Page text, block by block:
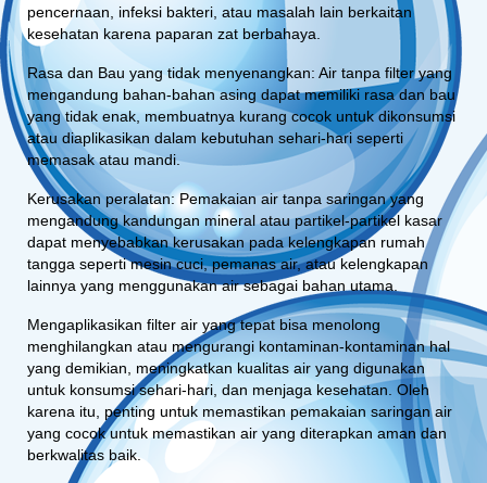
pencernaan, infeksi bakteri, atau masalah lain berkaitan
kesehatan karena paparan zat berbahaya.
Rasa dan Bau yang tidak menyenangkan: Air tanpa filter yang
mengandung bahan-bahan asing dapat memiliki rasa dan bau
yang tidak enak, membuatnya kurang cocok untuk dikonsumsi
atau diaplikasikan dalam kebutuhan sehari-hari seperti
memasak atau mandi.
Kerusakan peralatan: Pemakaian air tanpa saringan yang
mengandung kandungan mineral atau partikel-partikel kasar
dapat menyebabkan kerusakan pada kelengkapan rumah
tangga seperti mesin cuci, pemanas air, atau kelengkapan
lainnya yang menggunakan air sebagai bahan utama.
Mengaplikasikan filter air yang tepat bisa menolong
menghilangkan atau mengurangi kontaminan-kontaminan hal
yang demikian, meningkatkan kualitas air yang digunakan
untuk konsumsi sehari-hari, dan menjaga kesehatan. Oleh
karena itu, penting untuk memastikan pemakaian saringan air
yang cocok untuk memastikan air yang diterapkan aman dan
berkwalitas baik.